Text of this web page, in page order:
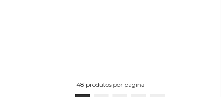
48 produtos por página